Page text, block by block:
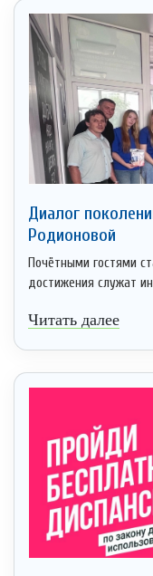
Диалог
Родионовой
Почётными гостями
достижения служат
Читать далее